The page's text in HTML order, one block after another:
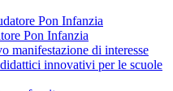
Pon Infanzia
Pon Infanzia
manifestazione di interesse
innovativi per le scuole